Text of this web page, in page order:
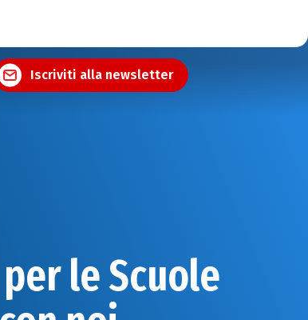
Iscriviti alla newsletter
le Scuole